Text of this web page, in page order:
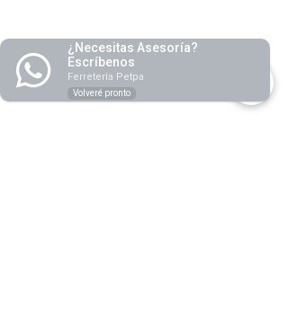
¿Necesitas Asesoría?
Escríbenos
Ferretería Petpa
Volveré pronto